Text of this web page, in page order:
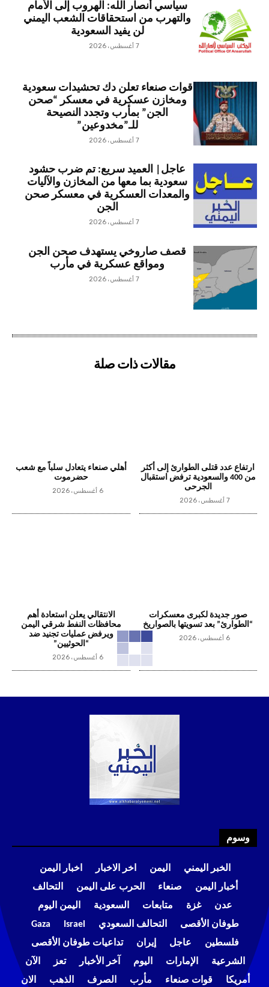
سياسي أنصار الله: الهروب إلى الأمام
والتهرب من استحقاقات الشعب اليمني
لن يفيد السعودية
7 أغسطس، 2026
قوات صنعاء تعلن دك تحشيدات سعودية
ومخازن عسكرية في معسكر “صحن
الجن” بمأرب وتجدد النصيحة
للـ”مخدوعين”
7 أغسطس، 2026
عاجل| العميد سريع: تم ضرب حشود
سعودية بما معها من المخازن والآليات
والمعدات العسكرية في معسكر صحن
الجن
7 أغسطس، 2026
قصف صاروخي يستهدف صحن الجن
ومواقع عسكرية في مأرب
7 أغسطس، 2026
مقالات ذات صلة
ارتفاع عدد قتلى الطوارئ إلى أكثر
من 400 والسعودية ترفض استقبال
الجرحى
7 أغسطس، 2026
أهلي صنعاء يتعادل سلباً مع شعب
حضرموت
6 أغسطس، 2026
صور جديدة لكبرى معسكرات
“الطوارئ” بعد تسويتها بالصواريخ
6 أغسطس، 2026
الانتقالي يعلن استعادة أهم
محافظات النفط شرقي اليمن
ويرفض عمليات تجنيد ضد
“الحوثيين”
6 أغسطس، 2026
وسوم
الخبر اليمني اليمن اخر الاخبار
اخبار اليمن
أخبار اليمن
صنعاء الحرب على اليمن
التحالف
عدن
غزة متابعات السعودية
اليمن اليوم
طوفان الأقصى
التحالف السعودي Israel
Gaza
فلسطين
عاجل إيران
تداعيات طوفان الأقصى
الشرعية
الإمارات اليوم آخر الأخبار تعز
الآن
أمريكا
قوات صنعاء مأرب الصرف الذهب الان